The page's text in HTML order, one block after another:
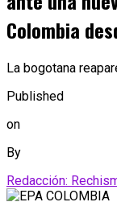
Colombia
La bogotana
Published
on
By
Redacción: